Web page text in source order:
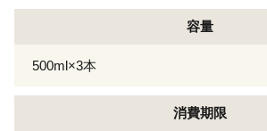
容量
500ml×3本
消費期限